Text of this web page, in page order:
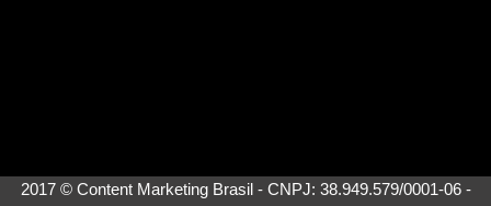
2017 © Content Marketing Brasil - CNPJ: 38.949.579/0001-06 -